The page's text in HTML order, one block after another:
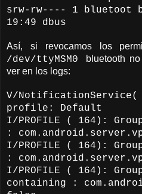
srw-rw---- 1 bluetoot
19:49 dbus
Así, si revocamos los
/dev/ttyMSM0
bluetooth
ver en los logs:
V/NotificationService(
profile: Default
I/PROFILE ( 164):
:
I/PROFILE ( 164):
:
I/PROFILE ( 164):
containing :